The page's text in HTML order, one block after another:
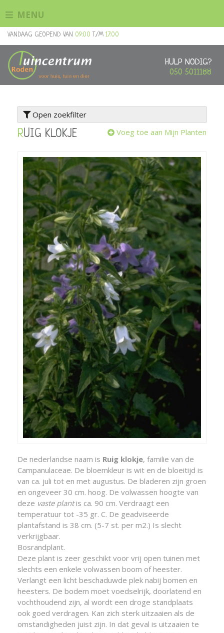
n
HULP NODIG?
050 5011188
VANDAAG GEOPEND VAN 09:00 T/M 17:00
MENU
Open zoekfilter
RUIG KLOKJE Voeg toe aan Mijn Planten
De nederlandse naam is Ruig klokje, familie van de
Campanulaceae. De bloemkleur is wit en de bloeitijd is
van ca. juli tot en met augustus. De bladeren zijn groen
en ongeveer 30 cm. hoog. De volwassen hoogte van
deze vaste plantis ca. 90 cm. Verdraagt een
temperatuur tot -35 gr. C. De geadviseerde
plantafstand is 38 cm. (5-7 st. per m2.) Is slecht
verkrijgbaar.
Bosrandplant.
Deze plant is zeer geschikt voor vrij open tuinen met
slechts een enkele volwassen boom of heester.
Verlangt een licht beschaduwde plek nabij bomen en
heesters. De bodem moet voedselrijk, doorlatend en
vochthoudend zijn, al wordt een droge standplaats
ook goed verdragen. Kan zich sterk uitzaaien als de
omstandigheden juist zijn. In dat geval is uitzaaien te